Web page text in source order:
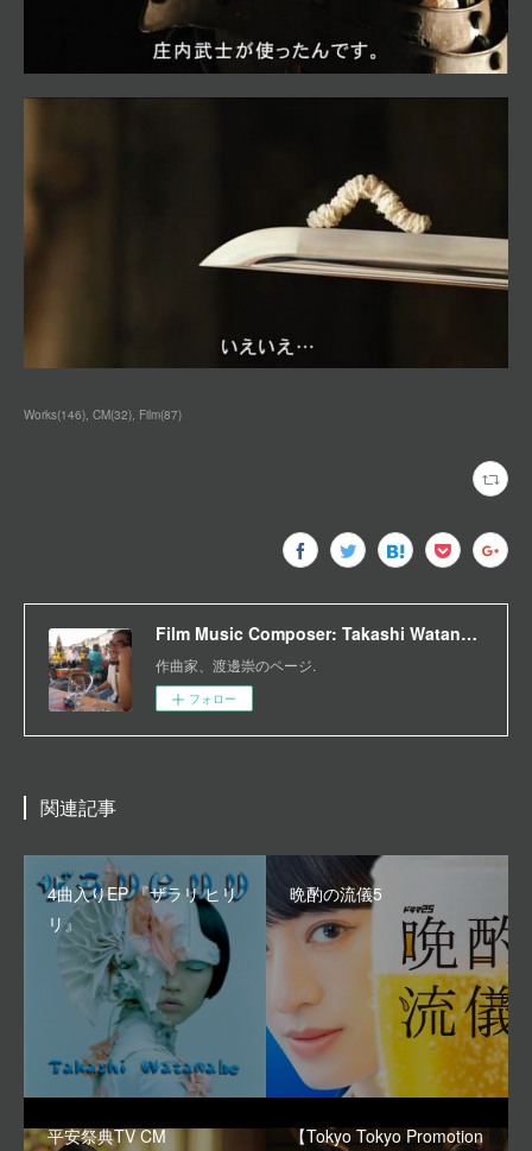
Works(146) CM(32) Film(87)
Film Music Composer: Takashi Watanabe
作曲家、渡邊崇のページ.
フォロー
関連記事
4曲入りEP 『ザラリ ヒリ
リ』
晩酌の流儀5
平安祭典TV CM
【Tokyo Tokyo Promotion